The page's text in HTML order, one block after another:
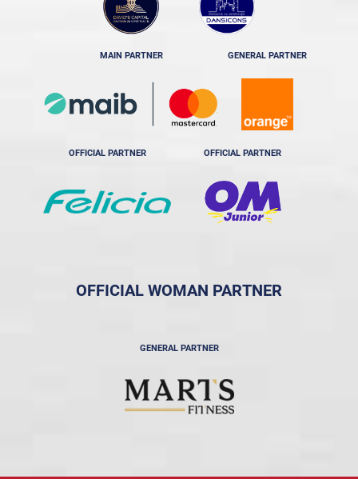
MAIN PARTNER GENERAL PARTNER
OFFICIAL PARTNER OFFICIAL PARTNER
OFFICIAL WOMAN PARTNER
GENERAL PARTNER